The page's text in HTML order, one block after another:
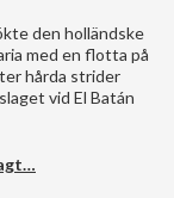
den holländske
med en flotta på
hårda strider
vid El Batán